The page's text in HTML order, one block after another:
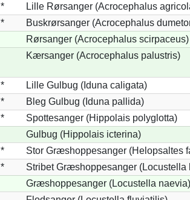
*
Lille Rørsanger (Acrocephalus
*
Buskrørsanger (Acrocephalus
Rørsanger (Acrocephalus scirpaceus)
Kærsanger (Acrocephalus palustris)
*
Lille Gulbug (Iduna caligata)
*
Bleg Gulbug (Iduna pallida)
*
Spottesanger (Hippolais polyglotta)
Gulbug (Hippolais icterina)
*
Stor Græshoppesanger (Helopsaltes
*
Stribet Græshoppesanger (Locustella
Græshoppesanger (Locustella naevia)